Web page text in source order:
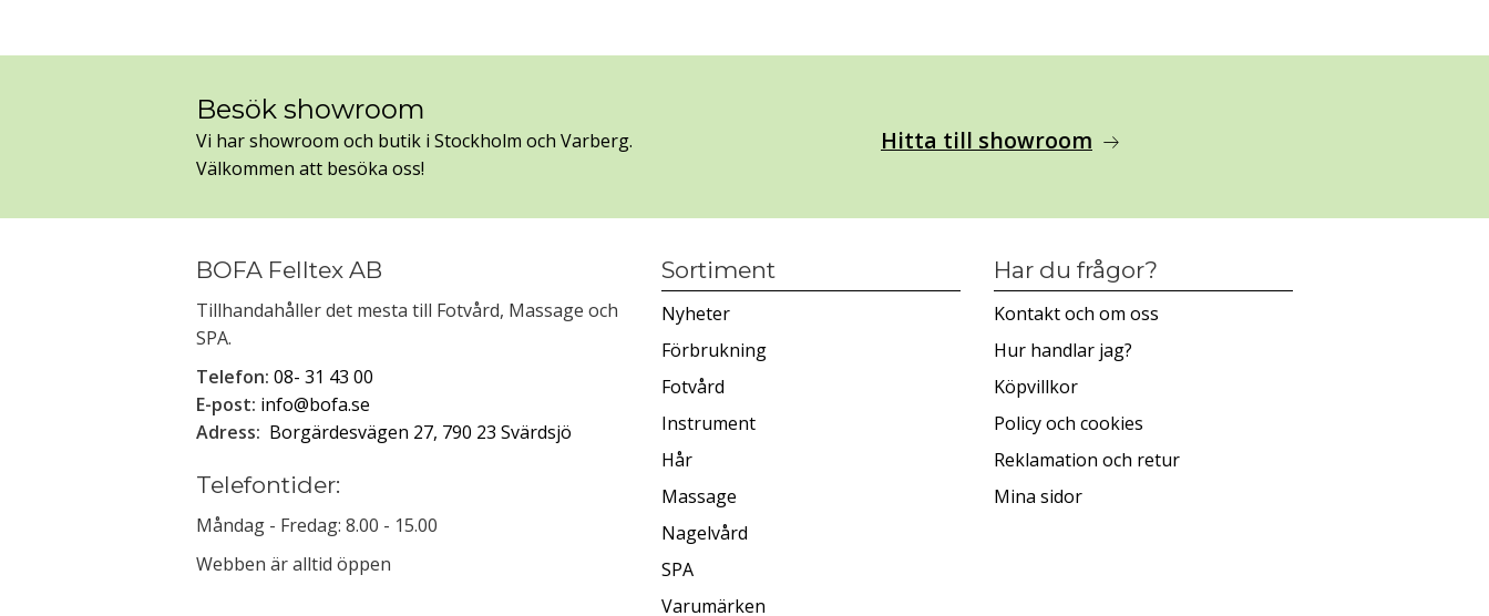
Besök showroom
Vi har showroom och butik i Stockholm och Varberg.
Välkommen att besöka oss!
Hitta till showroom arrow_right_alt
BOFA Felltex AB
Tillhandahåller det mesta till Fotvård, Massage och
SPA.
Telefon: 08- 31 43 00
E-post: info@bofa.se
Adress: Borgärdesvägen 27, 790 23 Svärdsjö
Telefontider:
Måndag - Fredag: 8.00 - 15.00
Webben är alltid öppen
Sortiment
Nyheter
Förbrukning
Fotvård
Instrument
Hår
Massage
Nagelvård
SPA
Varumärken
Har du frågor?
Kontakt och om oss
Hur handlar jag?
Köpvillkor
Policy och cookies
Reklamation och retur
Mina sidor